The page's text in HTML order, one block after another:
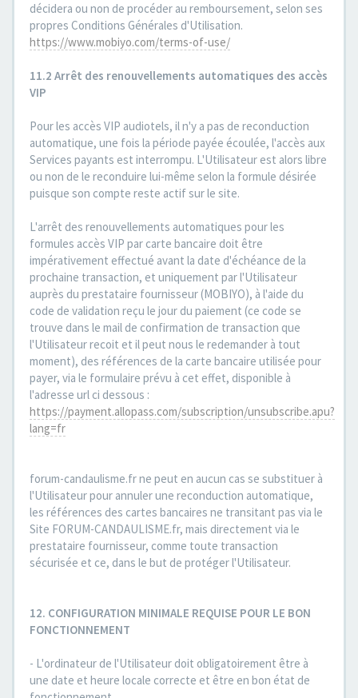
décidera ou non de procéder au remboursement, selon ses
propres Conditions Générales d'Utilisation.
https://www.mobiyo.com/terms-of-use/
11.2 Arrêt des renouvellements automatiques des accès
VIP
Pour les accès VIP audiotels, il n'y a pas de reconduction
automatique, une fois la période payée écoulée, l'accès aux
Services payants est interrompu. L'Utilisateur est alors libre
ou non de le reconduire lui-même selon la formule désirée
puisque son compte reste actif sur le site.
L'arrêt des renouvellements automatiques pour les
formules accès VIP par carte bancaire doit être
impérativement effectué avant la date d'échéance de la
prochaine transaction, et uniquement par l'Utilisateur
auprès du prestataire fournisseur (MOBIYO), à l'aide du
code de validation reçu le jour du paiement (ce code se
trouve dans le mail de confirmation de transaction que
l'Utilisateur recoit et il peut nous le redemander à tout
moment), des références de la carte bancaire utilisée pour
payer, via le formulaire prévu à cet effet, disponible à
l'adresse url ci dessous :
https://payment.allopass.com/subscription/unsubscribe.apu?
lang=fr
forum-candaulisme.fr ne peut en aucun cas se substituer à
l'Utilisateur pour annuler une reconduction automatique,
les références des cartes bancaires ne transitant pas via le
Site FORUM-CANDAULISME.fr, mais directement via le
prestataire fournisseur, comme toute transaction
sécurisée et ce, dans le but de protéger l'Utilisateur.
12. CONFIGURATION MINIMALE REQUISE POUR LE BON
FONCTIONNEMENT
- L'ordinateur de l'Utilisateur doit obligatoirement être à
une date et heure locale correcte et être en bon état de